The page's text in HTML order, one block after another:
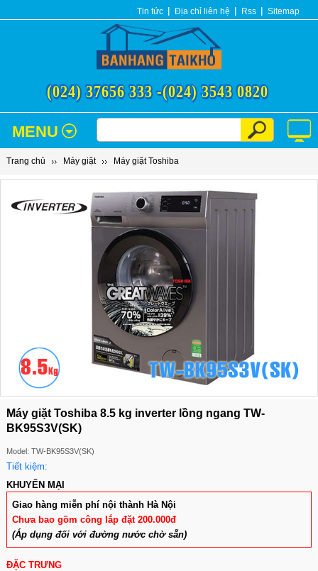
Tin tức Địa chỉ liên hệ Rss Sitemap
(024) 37656 333 -(024) 3543 0820
MENU
Trang chủ Máy giặt Máy giặt Toshiba
Máy giặt Toshiba 8.5 kg inverter lồng ngang TW-
BK95S3V(SK)
Model: TW-BK95S3V(SK)
Tiết kiệm:
KHUYẾN MẠI
Giao hàng miễn phí nội thành Hà Nội
Chưa bao gồm công lắp đặt 200.000đ
(Áp dụng đối với đường nước chờ sẵn)
ĐẶC TRƯNG